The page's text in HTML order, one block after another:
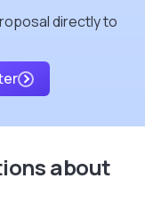
directly to
about